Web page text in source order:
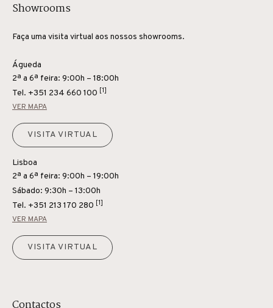
Showrooms
Faça uma visita virtual aos nossos showrooms.
Águeda
2ª a 6ª feira: 9:00h – 18:00h
Tel. +351 234 660 100 [1]
VER MAPA
VISITA VIRTUAL
Lisboa
2ª a 6ª feira: 9:00h – 19:00h
Sábado: 9:30h – 13:00h
Tel. +351 213 170 280 [1]
VER MAPA
VISITA VIRTUAL